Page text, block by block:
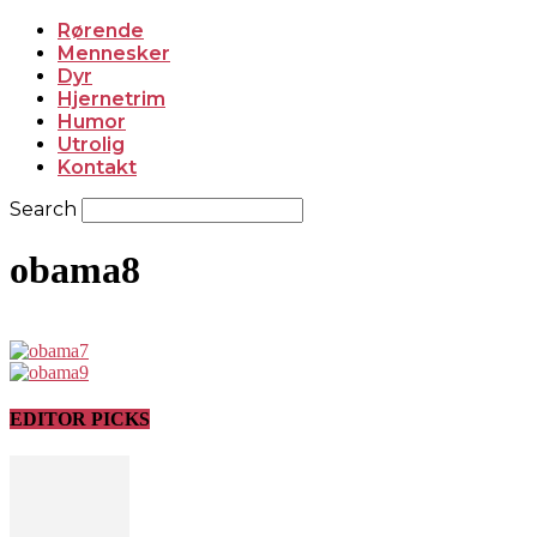
Rørende
Mennesker
Dyr
Hjernetrim
Humor
Utrolig
Kontakt
Search
obama8
EDITOR PICKS